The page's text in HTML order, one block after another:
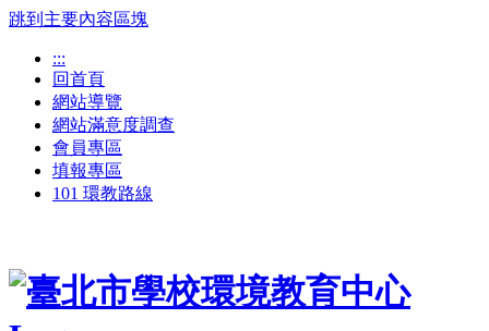
跳到主要內容區塊
:::
回首頁
網站導覽
網站滿意度調查
會員專區
填報專區
101 環教路線